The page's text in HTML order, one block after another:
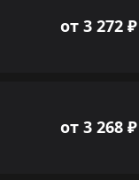
от 3 272 ₽
от 3 268 ₽